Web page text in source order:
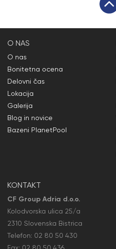
O NAS
O nas
Bonitetna ocena
Delovni čas
Lokacija
Galerija
Blog in novice
Bazeni PlanetPool
KONTAKT
CF Group Adria d.o.o.
Kolodvorska ulica 25/a
2310 Slovenska Bistrica
Telefon: 02 80 50 430